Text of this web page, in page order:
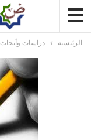
الرئيسية دراسات وأبحاث